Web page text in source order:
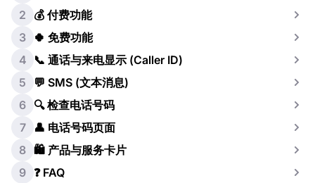
2
💰 付费功能
3
🍀 免费功能
4
📞 通话与来电显示 (Caller ID)
5
💬 SMS (文本消息)
6 🔍 检查电话号码
7
👤 电话号码页面
8 🛍️ 产品与服务卡片
9 ❓ FAQ